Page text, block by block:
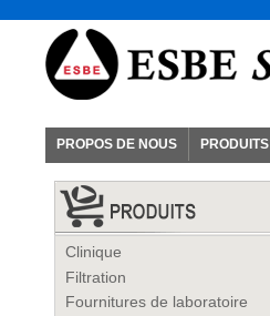
PROPOS DE NOUS PRODUITS
Clinique
Filtration
Fournitures de laboratoire